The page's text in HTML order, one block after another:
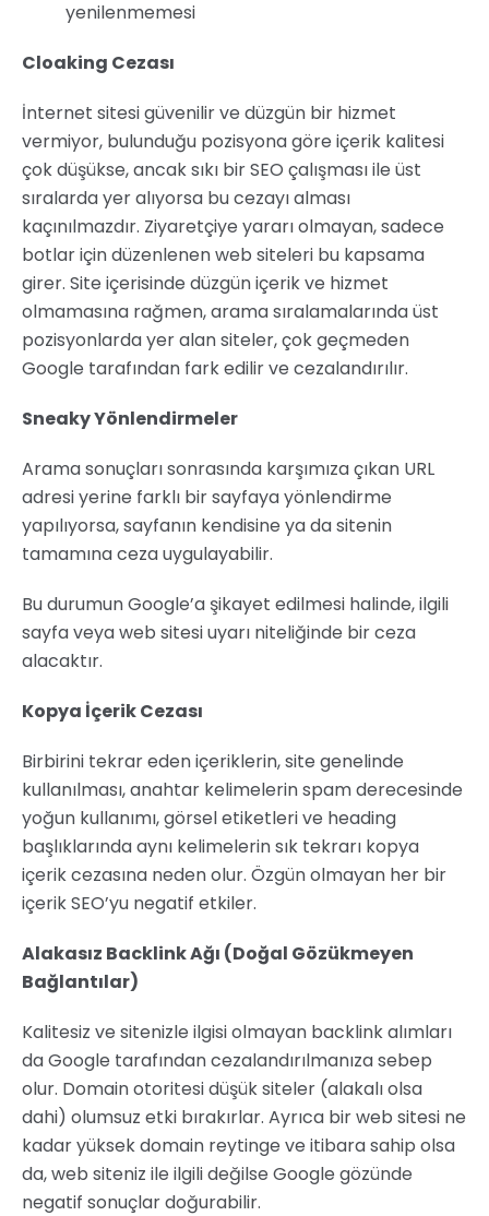
yenilenmemesi
Cloaking Cezası
İnternet sitesi güvenilir ve düzgün bir hizmet
vermiyor, bulunduğu pozisyona göre içerik kalitesi
çok düşükse, ancak sıkı bir SEO çalışması ile üst
sıralarda yer alıyorsa bu cezayı alması
kaçınılmazdır. Ziyaretçiye yararı olmayan, sadece
botlar için düzenlenen web siteleri bu kapsama
girer. Site içerisinde düzgün içerik ve hizmet
olmamasına rağmen, arama sıralamalarında üst
pozisyonlarda yer alan siteler, çok geçmeden
Google tarafından fark edilir ve cezalandırılır.
Sneaky Yönlendirmeler
Arama sonuçları sonrasında karşımıza çıkan URL
adresi yerine farklı bir sayfaya yönlendirme
yapılıyorsa, sayfanın kendisine ya da sitenin
tamamına ceza uygulayabilir.
Bu durumun Google’a şikayet edilmesi halinde, ilgili
sayfa veya web sitesi uyarı niteliğinde bir ceza
alacaktır.
Kopya İçerik Cezası
Birbirini tekrar eden içeriklerin, site genelinde
kullanılması, anahtar kelimelerin spam derecesinde
yoğun kullanımı, görsel etiketleri ve heading
başlıklarında aynı kelimelerin sık tekrarı kopya
içerik cezasına neden olur. Özgün olmayan her bir
içerik SEO’yu negatif etkiler.
Alakasız Backlink Ağı (Doğal Gözükmeyen
Bağlantılar)
Kalitesiz ve sitenizle ilgisi olmayan backlink alımları
da Google tarafından cezalandırılmanıza sebep
olur. Domain otoritesi düşük siteler (alakalı olsa
dahi) olumsuz etki bırakırlar. Ayrıca bir web sitesi ne
kadar yüksek domain reytinge ve itibara sahip olsa
da, web siteniz ile ilgili değilse Google gözünde
negatif sonuçlar doğurabilir.